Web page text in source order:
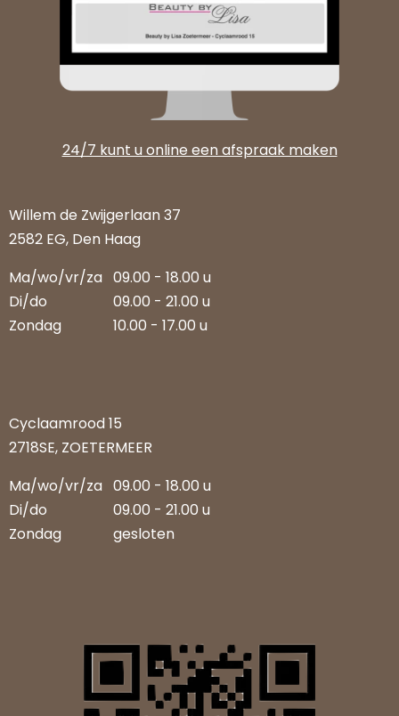
24/7 kunt u online een afspraak maken
Willem de Zwijgerlaan 37
2582 EG, Den Haag
Ma/wo/vr/za 09.00 - 18.00 u
Di/do
09.00 - 21.00 u
Zondag
10.00 - 17.00 u
Cyclaamrood 15
2718SE, ZOETERMEER
Ma/wo/vr/za 09.00 - 18.00 u
Di/do
09.00 - 21.00 u
Zondag
gesloten